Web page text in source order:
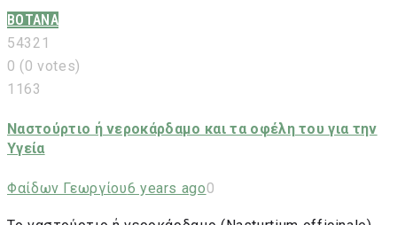
ΒΟΤΑΝΑ
543 2 1
0 (0 votes)
1163
Ναστούρτιο ή νεροκάρδαμο και τα οφέλη του για την
Υγεία
Φαίδων Γεωργίου6 years ago0